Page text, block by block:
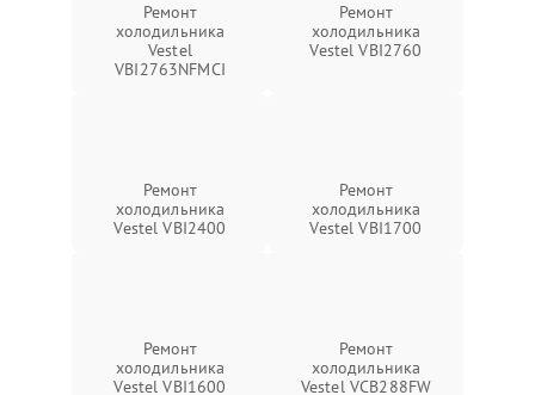
Ремонт
холодильника
Vestel
VBI2763NFMCI
Ремонт
холодильника
Vestel VBI2760
Ремонт
холодильника
Vestel VBI2400
Ремонт
холодильника
Vestel VBI1700
Ремонт
холодильника
Vestel VBI1600
Ремонт
холодильника
Vestel VCB288FW